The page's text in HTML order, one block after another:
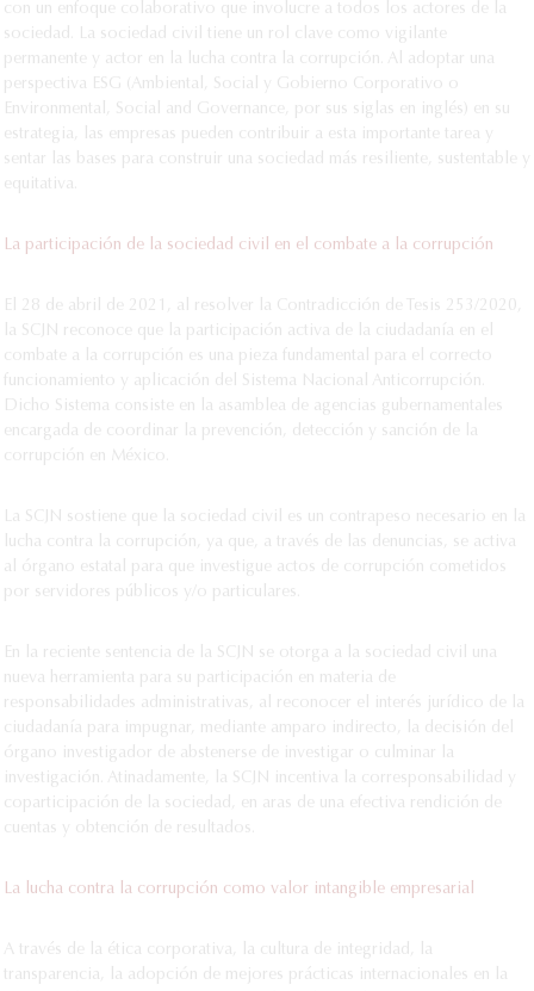
con un enfoque colaborativo que involucre a todos los actores de la
sociedad. La sociedad civil tiene un rol clave como vigilante
permanente y actor en la lucha contra la corrupción. Al adoptar una
perspectiva ESG (Ambiental, Social y Gobierno Corporativo o
Environmental, Social and Governance, por sus siglas en inglés) en su
estrategia, las empresas pueden contribuir a esta importante tarea y
sentar las bases para construir una sociedad más resiliente, sustentable y
equitativa.
La participación de la sociedad civil en el combate a la corrupción
El 28 de abril de 2021, al resolver la Contradicción de Tesis 253/2020,
la SCJN reconoce que la participación activa de la ciudadanía en el
combate a la corrupción es una pieza fundamental para el correcto
funcionamiento y aplicación del Sistema Nacional Anticorrupción.
Dicho Sistema consiste en la asamblea de agencias gubernamentales
encargada de coordinar la prevención, detección y sanción de la
corrupción en México.
La SCJN sostiene que la sociedad civil es un contrapeso necesario en la
lucha contra la corrupción, ya que, a través de las denuncias, se activa
al órgano estatal para que investigue actos de corrupción cometidos
por servidores públicos y/o particulares.
En la reciente sentencia de la SCJN se otorga a la sociedad civil una
nueva herramienta para su participación en materia de
responsabilidades administrativas, al reconocer el interés jurídico de la
ciudadanía para impugnar, mediante amparo indirecto, la decisión del
órgano investigador de abstenerse de investigar o culminar la
investigación. Atinadamente, la SCJN incentiva la corresponsabilidad y
coparticipación de la sociedad, en aras de una efectiva rendición de
cuentas y obtención de resultados.
La lucha contra la corrupción como valor intangible empresarial
A través de la ética corporativa, la cultura de integridad, la
transparencia, la adopción de mejores prácticas internacionales en la